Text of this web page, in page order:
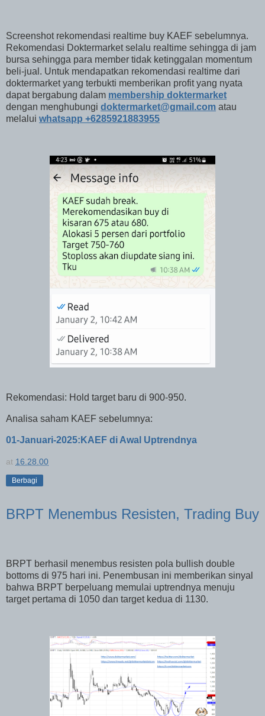
Screenshot rekomendasi realtime buy KAEF sebelumnya.
Rekomendasi Doktermarket selalu realtime sehingga di jam
bursa sehingga para member tidak ketinggalan momentum
beli-jual. Untuk mendapatkan rekomendasi realtime dari
doktermarket yang terbukti memberikan profit yang nyata
dapat bergabung dalam membership doktermarket
dengan menghubungi doktermarket@gmail.com atau
melalui whatsapp +6285921883955
Rekomendasi: Hold target baru di 900-950.
Analisa saham KAEF sebelumnya:
01-Januari-2025:KAEF di Awal Uptrendnya
at 16.28.00
Berbagi
BRPT Menembus Resisten, Trading Buy
BRPT berhasil menembus resisten pola bullish double
bottoms di 975 hari ini. Penembusan ini memberikan sinyal
bahwa BRPT berpeluang memulai uptrendnya menuju
target pertama di 1050 dan target kedua di 1130.